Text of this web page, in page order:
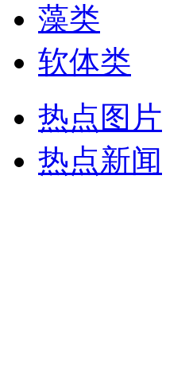
藻类
软体类
热点图片
热点新闻